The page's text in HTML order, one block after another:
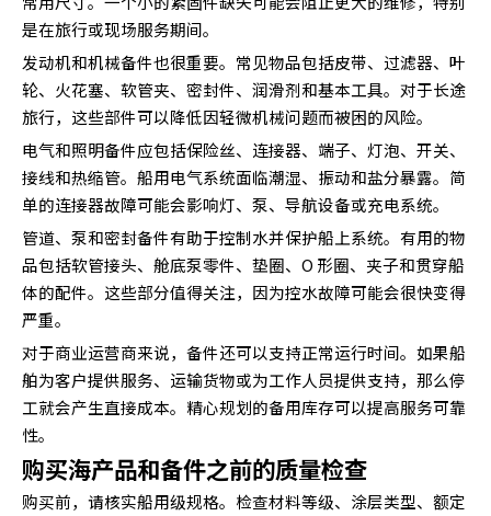
是在旅行或现场服务期间。
发动机和机械备件也很重要。常见物品包括皮带、过滤器、叶
轮、火花塞、软管夹、密封件、润滑剂和基本工具。对于长途
旅行，这些部件可以降低因轻微机械问题而被困的风险。
电气和照明备件应包括保险丝、连接器、端子、灯泡、开关、
接线和热缩管。船用电气系统面临潮湿、振动和盐分暴露。简
单的连接器故障可能会影响灯、泵、导航设备或充电系统。
管道、泵和密封备件有助于控制水并保护船上系统。有用的物
品包括软管接头、舱底泵零件、垫圈、O 形圈、夹子和贯穿船
体的配件。这些部分值得关注，因为控水故障可能会很快变得
严重。
对于商业运营商来说，备件还可以支持正常运行时间。如果船
舶为客户提供服务、运输货物或为工作人员提供支持，那么停
工就会产生直接成本。精心规划的备用库存可以提高服务可靠
性。
购买海产品和备件之前的质量检查
购买前，请核实船用级规格。检查材料等级、涂层类型、额定